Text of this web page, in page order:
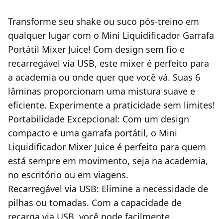
Transforme seu shake ou suco pós-treino em
qualquer lugar com o Mini Liquidificador Garrafa
Portátil Mixer Juice! Com design sem fio e
recarregável via USB, este mixer é perfeito para
a academia ou onde quer que você vá. Suas 6
lâminas proporcionam uma mistura suave e
eficiente. Experimente a praticidade sem limites!
Portabilidade Excepcional: Com um design
compacto e uma garrafa portátil, o Mini
Liquidificador Mixer Juice é perfeito para quem
está sempre em movimento, seja na academia,
no escritório ou em viagens.
Recarregável via USB: Elimine a necessidade de
pilhas ou tomadas. Com a capacidade de
recarga via USB, você pode facilmente